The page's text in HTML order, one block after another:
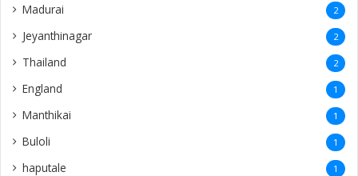
Madurai 2
Jeyanthinagar 2
Thailand 2
England 1
Manthikai 1
Buloli 1
haputale 1